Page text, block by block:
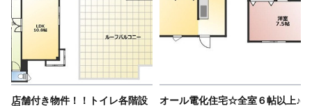
店舗付き物件！！トイレ各階設
オール電化住宅☆全室６帖以上♪